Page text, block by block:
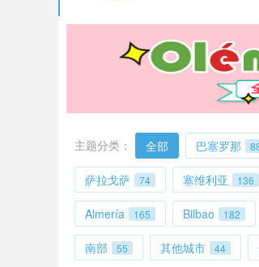
主题分类： 全部 巴塞罗那
萨拉戈萨 74 塞维利亚 136
Almería 165 Bilbao 182
南部 55 其他城市 44